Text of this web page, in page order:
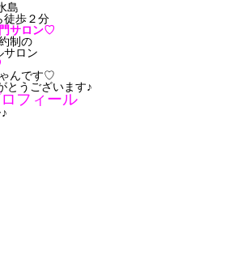
島
徒歩２分
サロン♡
制の
サロン
んです♡
とうございます♪
フィール